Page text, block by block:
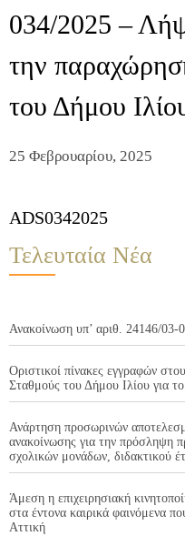
034/2025 –
την
του Δήμου
25 Φεβρουαρίου, 2025
ADS0342025
Τελευταία Νέα
Ανακοίνωση υπ’ αριθ. 24146/
Οριστικοί πίνακες εγγραφών
Σταθμούς του Δήμου Ιλίου για
Ανάρτηση προσωρινών
ανακοίνωσης για την πρόσληψη
σχολικών μονάδων, διδακτικού
Άμεση η επιχειρησιακή
στα έντονα καιρικά φαινόμενα
Αττική